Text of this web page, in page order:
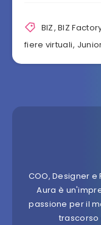
BIZ,BIZ
fiere virtuali,
COO, Designer
Aura è
passione per il
trascorso